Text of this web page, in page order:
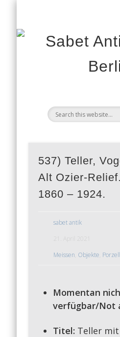
537) Teller,
Alt Ozier-
1860 – 1924.
sabet antik
21. April 2021
Meissen Objekte
Momentan
verfügbar/Not
Titel: Teller